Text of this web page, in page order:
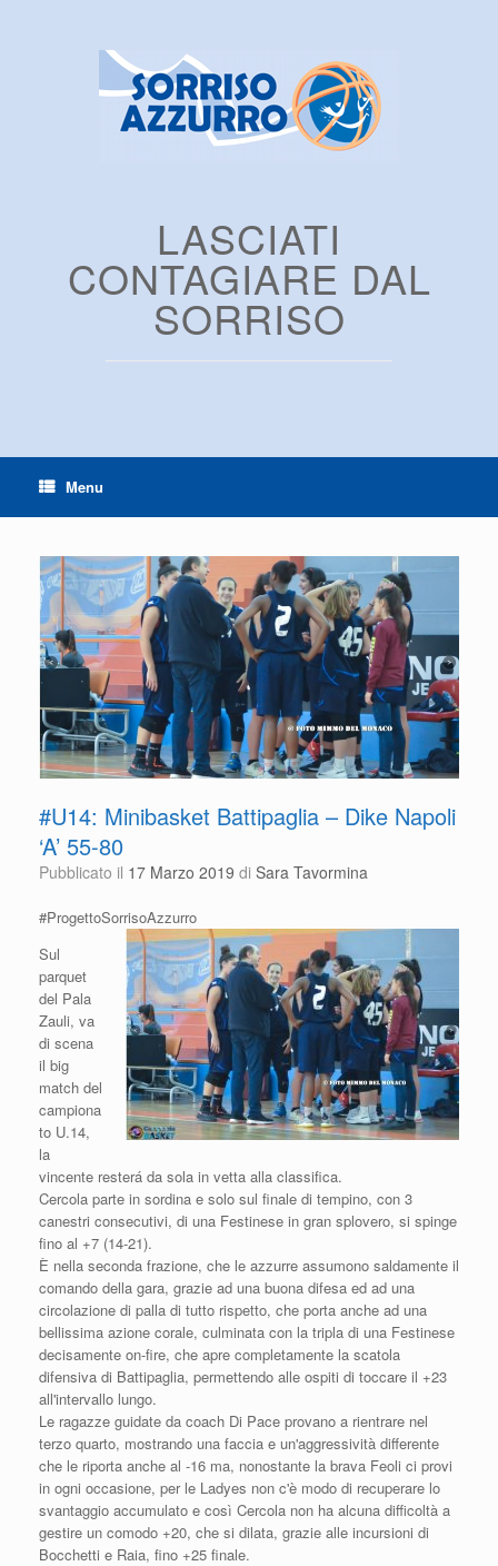
LASCIATI
CONTAGIARE DAL
SORRISO
Menu
#U14: Minibasket Battipaglia – Dike Napoli
‘A’ 55-80
Pubblicato il 17 Marzo 2019 di Sara Tavormina
#ProgettoSorrisoAzzurro
Sul
parquet
del Pala
Zauli, va
di scena
il big
match del
campiona
to U.14,
la
vincente resterá da sola in vetta alla classifica.
Cercola parte in sordina e solo sul finale di tempino, con 3
canestri consecutivi, di una Festinese in gran splovero, si spinge
fino al +7 (14-21).
È nella seconda frazione, che le azzurre assumono saldamente il
comando della gara, grazie ad una buona difesa ed ad una
circolazione di palla di tutto rispetto, che porta anche ad una
bellissima azione corale, culminata con la tripla di una Festinese
decisamente on-fire, che apre completamente la scatola
difensiva di Battipaglia, permettendo alle ospiti di toccare il +23
all'intervallo lungo.
Le ragazze guidate da coach Di Pace provano a rientrare nel
terzo quarto, mostrando una faccia e un'aggressività differente
che le riporta anche al -16 ma, nonostante la brava Feoli ci provi
in ogni occasione, per le Ladyes non c'è modo di recuperare lo
svantaggio accumulato e così Cercola non ha alcuna difficoltà a
gestire un comodo +20, che si dilata, grazie alle incursioni di
Bocchetti e Raia, fino +25 finale.